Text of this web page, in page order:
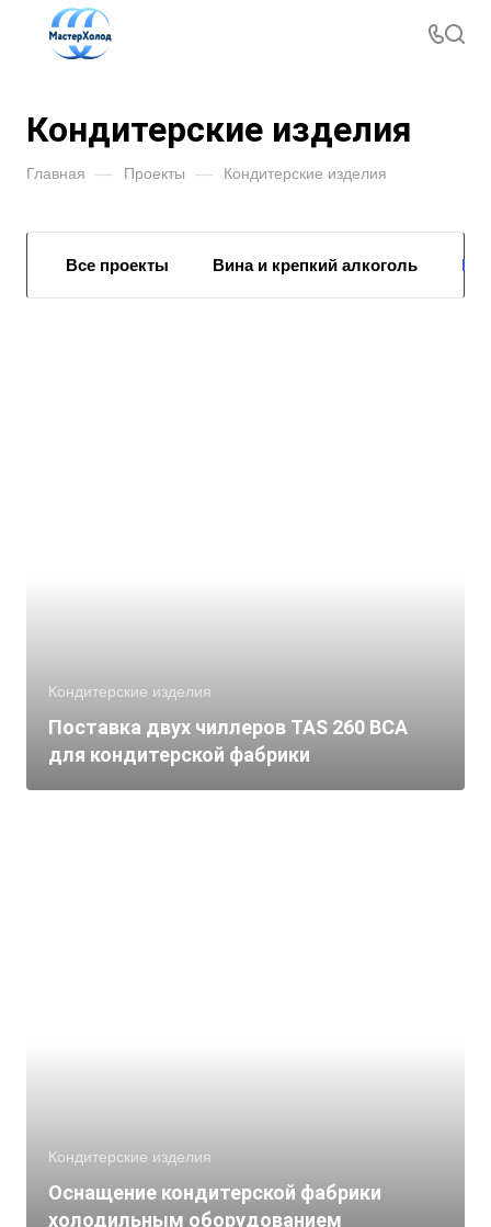
Кондитерские изделия
Главная — Проекты — Кондитерские изделия
Все проекты Вина и крепкий алкоголь
Кондитерские изделия
Поставка двух чиллеров TAS 260 BCA
для кондитерской фабрики
Кондитерские изделия
Оснащение кондитерской фабрики
холодильным оборудованием